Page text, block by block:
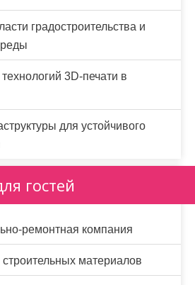
градостроительства и
3D-печати в
для устойчивого
гостей
ремонтная компания
строительных материалов